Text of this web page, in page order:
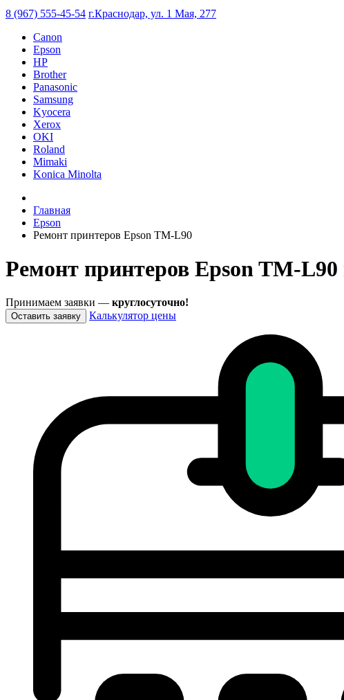
8 (967) 555-45-54 г.Краснодар, ул. 1 Мая, 277
Canon
Epson
HP
Brother
Panasonic
Samsung
Kyocera
Xerox
OKI
Roland
Mimaki
Konica Minolta
Главная
Epson
Ремонт принтеров Epson TM-L90
Ремонт принтеров Epson TM-L90
Принимаем заявки — круглосуточно!
Оставить заявку Калькулятор цены